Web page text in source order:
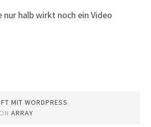
nur halb wirkt noch ein Video
MIT WORDPRESS
ARRAY